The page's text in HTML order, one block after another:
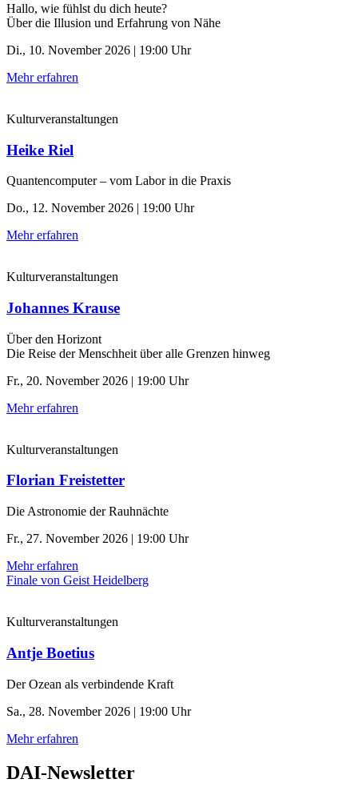
Hallo, wie fühlst du dich heute?
Über die Illusion und Erfahrung von Nähe
Di., 10. November 2026 | 19:00 Uhr
Mehr erfahren
Kulturveranstaltungen
Heike Riel
Quantencomputer – vom Labor in die Praxis
Do., 12. November 2026 | 19:00 Uhr
Mehr erfahren
Kulturveranstaltungen
Johannes Krause
Über den Horizont
Die Reise der Menschheit über alle Grenzen hinweg
Fr., 20. November 2026 | 19:00 Uhr
Mehr erfahren
Kulturveranstaltungen
Florian Freistetter
Die Astronomie der ­Rauhnächte
Fr., 27. November 2026 | 19:00 Uhr
Mehr erfahren
Finale von Geist Heidelberg
Kulturveranstaltungen
Antje Boetius
Der Ozean als verbindende Kraft
Sa., 28. November 2026 | 19:00 Uhr
Mehr erfahren
DAI-Newsletter